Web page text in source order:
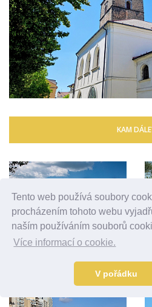
Tento web používá soubory
procházením tohoto webu
naším používáním souborů
Více informací o cookie.
V pořádku
KAM